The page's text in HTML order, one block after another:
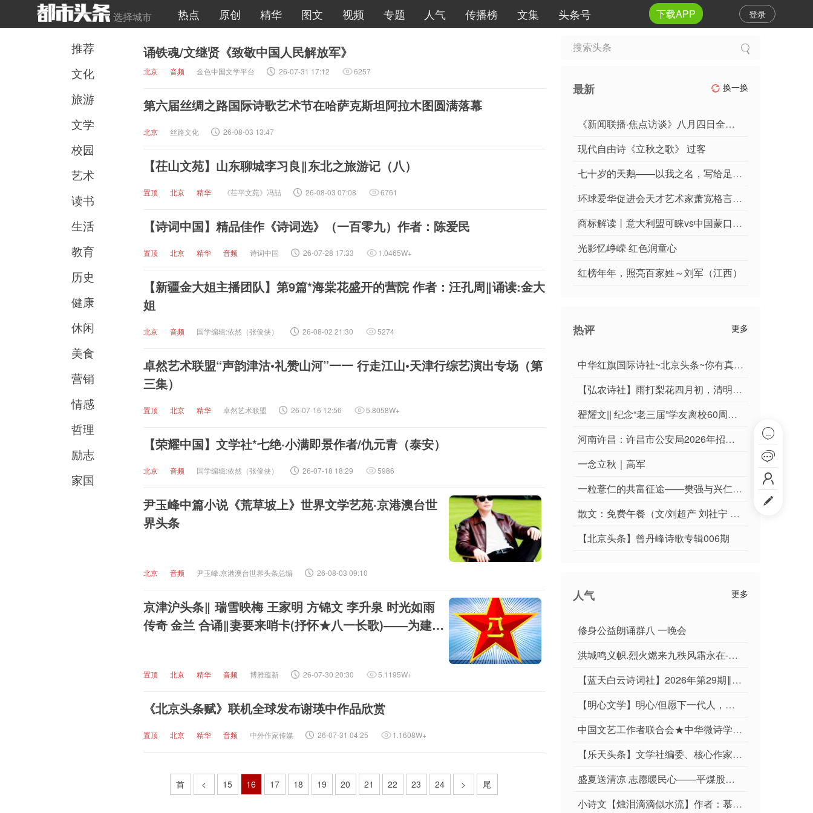
选择城市 登录
热点 原创 精华 图文 视频 专题 人气 传播榜 文集 头条号 下载APP
推荐
文化
旅游
文学
校园
艺术
读书
生活
教育
历史
健康
休闲
美食
营销
情感
哲理
励志
家国
诵铁魂/文继贤《致敬中国人民解放军》
北京 音频 金色中国文学平台 26-07-31 17:12 6257
第六届丝绸之路国际诗歌艺术节在哈萨克斯坦阿拉木图圆满落幕
北京 丝路文化 26-08-03 13:47
【茌山文苑】山东聊城李习良‖东北之旅游记（八）
置顶 北京 精华 《茌平文苑》冯喆 26-08-03 07:08 6761
【诗词中国】精品佳作《诗词选》（一百零九）作者：陈爱民
置顶 北京 精华 音频 诗词中国 26-07-28 17:33 1.0465W+
【新疆金大姐主播团队】第9篇*海棠花盛开的营院 作者：汪孔周‖诵读:金大
姐
北京 音频 国学编辑:依然（张俊侠） 26-08-02 21:30 5274
卓然艺术联盟“声韵津沽•礼赞山河”一一 行走江山•天津行综艺演出专场（第
三集）
置顶 北京 精华 卓然艺术联盟 26-07-16 12:56 5.8058W+
【荣耀中国】文学社*七绝·小满即景作者/仇元青（泰安）
北京 音频 国学编辑:依然（张俊侠） 26-07-18 18:29 5986
尹玉峰中篇小说《荒草坡上》世界文学艺苑·京港澳台世
界头条
北京 音频 尹玉峰.京港澳台世界头条总编 26-08-03 09:10
京津沪头条‖ 瑞雪映梅 王家明 方锦文 李升泉 时光如雨
传奇 金兰 合诵‖妻要来哨卡(抒怀★八一长歌)——为建军
置顶 北京 精华 音频 博雅蕴新 26-07-30 20:30 5.1195W+
《北京头条赋》联机全球发布谢瑛中作品欣赏
置顶 北京 精华 音频 中外作家传媒 26-07-31 04:25 1.1608W+
首 < 15 16 17 18 19 20 21 22 23 24 > 尾
最新 换一换
《新闻联播·焦点访谈》八月四日全景录：二十首《永遇乐》颂盛世长卷，一篇《丙午夏夜观国闻赋》激荡时代风雷！
现代自由诗《立秋之歌》 过客
七十岁的天鹅——以我之名，写给足尖上的自己 文/池朝兴 刘晓伟 朗诵/刘晓伟
环球爱华促进会天才艺术家萧宽格言诗第2期（总第3期）
商标解读丨意大利盟可睐vs中国蒙口宁（1）
光影忆峥嵘 红色润童心
红榜年年，照亮百家姓～刘军（江西）
热评 更多
中华红旗国际诗社~北京头条~你有真正的朋友吗:作者/雨下罗加:诵读/边城
【弘农诗社】雨打梨花四月初，清明扫墓落英余（总第299期）
翟耀文|| 纪念“老三届”学友离校60周年感赋
河南许昌：许昌市公安局2026年招聘警务辅助人员公告
一念立秋｜高军
一粒薏仁的共富征途——樊强与兴仁薏仁米国际交易中心的产业突围纪实||郭军
散文：免费午餐（文/刘超产 刘社宁 图/刘陕锋 刘佳辉）
【北京头条】曾丹峰诗歌专辑006期
人气 更多
修身公益朗诵群八 一晚会
洪城鸣义帜.烈火燃来九秩风霜永在-俊岳汇雄师.祥光漫彻千重紫气遐昌∥运雪.耀华.唐江.班镇.天鹏.忠才.绍辉.飞鵬.兴华.继斌.小草.金穗.广英.家驹等佳作欣赏
【蓝天白云诗词社】2026年第29期‖王理松悼亡兄诗词专刊
【明心文学】明心/但愿下一代人，生活不在阴霾中 主播/薇薇
中国文艺工作者联合会★中华微诗学院（华诗特刊）第127期
【乐天头条】文学社编委、核心作家于宾先生精品//鹧鸪天•铁军魂（词林正韵）
盛夏送清凉 志愿暖民心——平煤股份四矿孙刚爱心联盟开展夏季便民志愿服务活动
小诗文【烛泪滴滴似水流】作者：慕夏卿卿/编辑制作：烟雨蒙蒙



